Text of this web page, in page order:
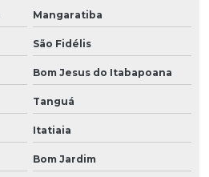
Mangaratiba
São Fidélis
Bom Jesus do Itabapoana
Tanguá
Itatiaia
Bom Jardim